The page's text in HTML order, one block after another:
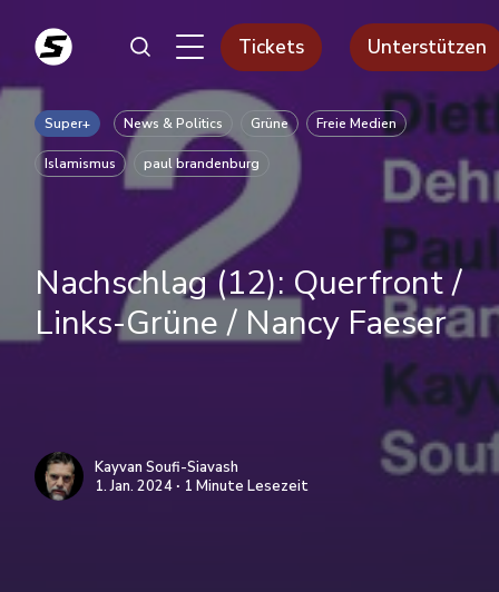
Tickets Unterstützen
Super+ News & Politics Grüne Freie Medien
Islamismus paul brandenburg
Nachschlag (12): Querfront /
Links-Grüne / Nancy Faeser
Kayvan Soufi-Siavash
1. Jan. 2024 ∙ 1 Minute Lesezeit